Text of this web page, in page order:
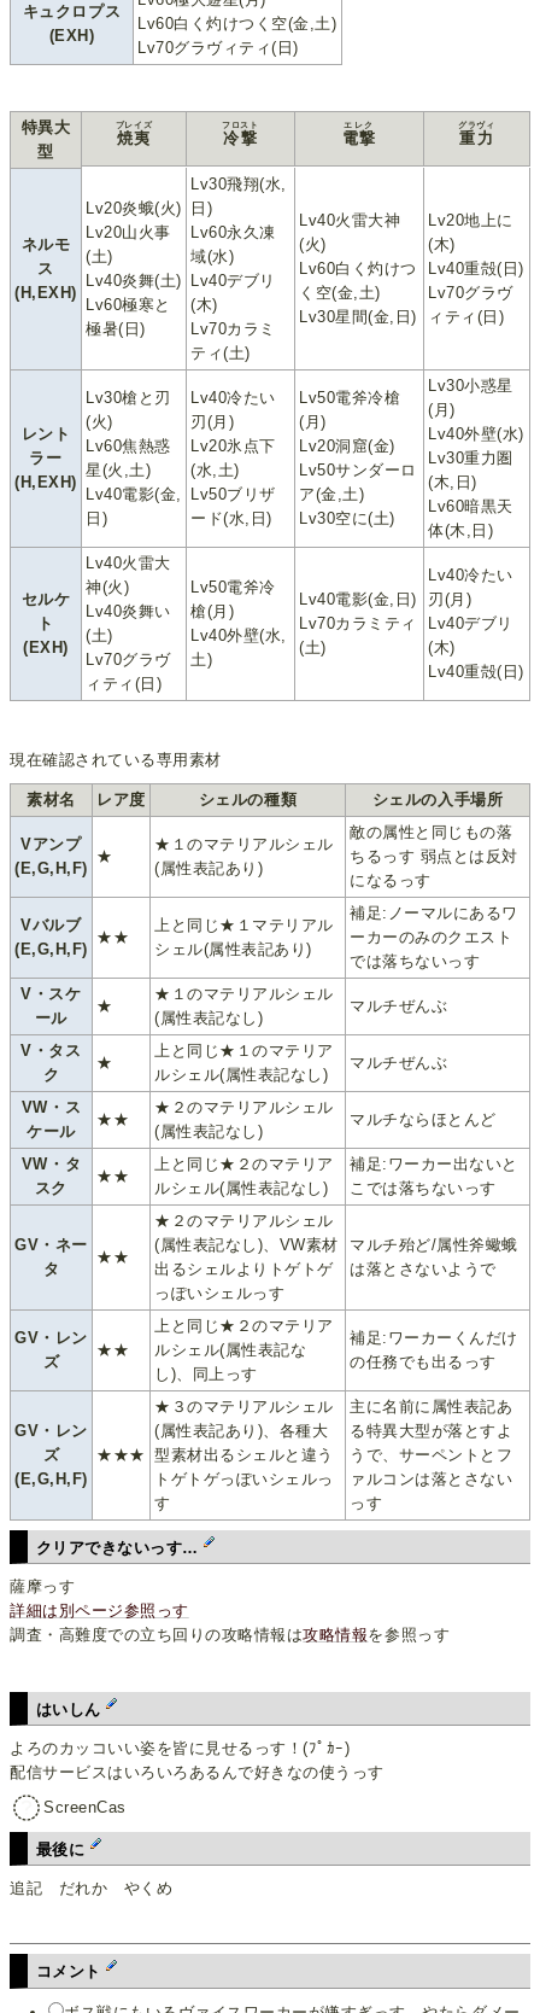
キュクロプス
(EXH)
Lv60白く灼けつく空(金,土)
Lv70グラヴィティ(日)
特異大
型
焼夷
ブレイズ
冷撃
フロスト
電撃
エレク
重力
グラヴィ
ネルモ
ス
(H,EXH)
Lv20炎蛾(火)
Lv20山火事
(土)
Lv40炎舞(土)
Lv60極寒と
極暑(日)
Lv30飛翔(水,
日)
Lv60永久凍
域(水)
Lv40デブリ
(木)
Lv70カラミ
ティ(土)
Lv40火雷大神
(火)
Lv60白く灼けつ
く空(金,土)
Lv30星間(金,日)
Lv20地上に
(木)
Lv40重殻(日)
Lv70グラヴ
ィティ(日)
レント
ラー
(H,EXH)
Lv30槍と刃
(火)
Lv60焦熱惑
星(火,土)
Lv40電影(金,
日)
Lv40冷たい
刃(月)
Lv20氷点下
(水,土)
Lv50ブリザ
ード(水,日)
Lv50電斧冷槍
(月)
Lv20洞窟(金)
Lv50サンダーロ
ア(金,土)
Lv30空に(土)
Lv30小惑星
(月)
Lv40外壁(水)
Lv30重力圏
(木,日)
Lv60暗黒天
体(木,日)
セルケ
ト
(EXH)
Lv40火雷大
神(火)
Lv40炎舞い
(土)
Lv70グラヴ
ィティ(日)
Lv50電斧冷
槍(月)
Lv40外壁(水,
土)
Lv40電影(金,日)
Lv70カラミティ
(土)
Lv40冷たい
刃(月)
Lv40デブリ
(木)
Lv40重殻(日)
現在確認されている専用素材
素材名 レア度 シェルの種類 シェルの入手場所
Vアンプ
(E,G,H,F)
★
★１のマテリアルシェル
(属性表記あり)
敵の属性と同じもの落
ちるっす 弱点とは反対
になるっす
Vバルブ
(E,G,H,F)
★★
上と同じ★１マテリアル
シェル(属性表記あり)
補足:ノーマルにあるワ
ーカーのみのクエスト
では落ちないっす
V・スケ
ール
★
★１のマテリアルシェル
(属性表記なし)
マルチぜんぶ
V・タス
ク
★
上と同じ★１のマテリア
ルシェル(属性表記なし)
マルチぜんぶ
VW・ス
ケール
★★
★２のマテリアルシェル
(属性表記なし)
マルチならほとんど
VW・タ
スク
★★
上と同じ★２のマテリア
ルシェル(属性表記なし)
補足:ワーカー出ないと
こでは落ちないっす
GV・ネー
タ
★★
★２のマテリアルシェル
(属性表記なし)、VW素材
出るシェルよりトゲトゲ
っぽいシェルっす
マルチ殆ど/属性斧蠍蛾
は落とさないようで
GV・レン
ズ
★★
上と同じ★２のマテリア
ルシェル(属性表記な
し)、同上っす
補足:ワーカーくんだけ
の任務でも出るっす
GV・レン
ズ
(E,G,H,F)
★★★
★３のマテリアルシェル
(属性表記あり)、各種大
型素材出るシェルと違う
トゲトゲっぽいシェルっ
す
主に名前に属性表記あ
る特異大型が落とすよ
うで、サーペントとフ
ァルコンは落とさない
っす
クリアできないっす…
薩摩っす
詳細は別ページ参照っす
調査・高難度での立ち回りの攻略情報は攻略情報を参照っす
はいしん
よろのカッコいい姿を皆に見せるっす！(ﾌﾟｶｰ)
配信サービスはいろいろあるんで好きなの使うっす
ScreenCas
最後に
追記 だれか やくめ
コメント